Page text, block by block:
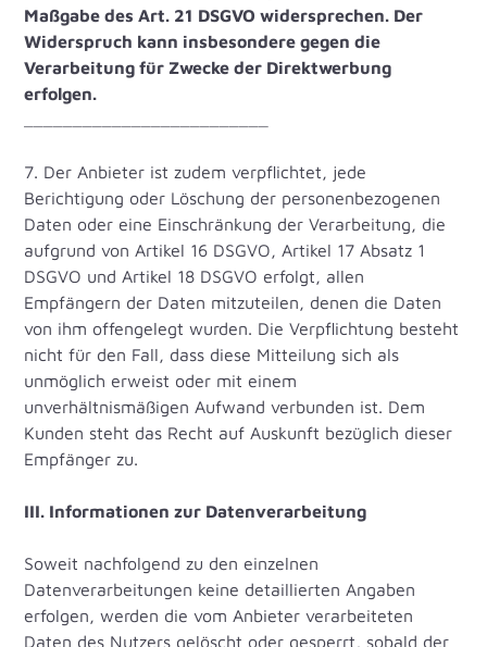
Maßgabe des Art. 21 DSGVO widersprechen. Der
Widerspruch kann insbesondere gegen die
Verarbeitung für Zwecke der Direktwerbung
erfolgen.
7. Der Anbieter ist zudem verpflichtet, jede
Berichtigung oder Löschung der personenbezogenen
Daten oder eine Einschränkung der Verarbeitung, die
aufgrund von Artikel 16 DSGVO, Artikel 17 Absatz 1
DSGVO und Artikel 18 DSGVO erfolgt, allen
Empfängern der Daten mitzuteilen, denen die Daten
von ihm offengelegt wurden. Die Verpflichtung besteht
nicht für den Fall, dass diese Mitteilung sich als
unmöglich erweist oder mit einem
unverhältnismäßigen Aufwand verbunden ist. Dem
Kunden steht das Recht auf Auskunft bezüglich dieser
Empfänger zu.
III. Informationen zur Datenverarbeitung
Soweit nachfolgend zu den einzelnen
Datenverarbeitungen keine detaillierten Angaben
erfolgen, werden die vom Anbieter verarbeiteten
Daten des Nutzers gelöscht oder gesperrt, sobald der